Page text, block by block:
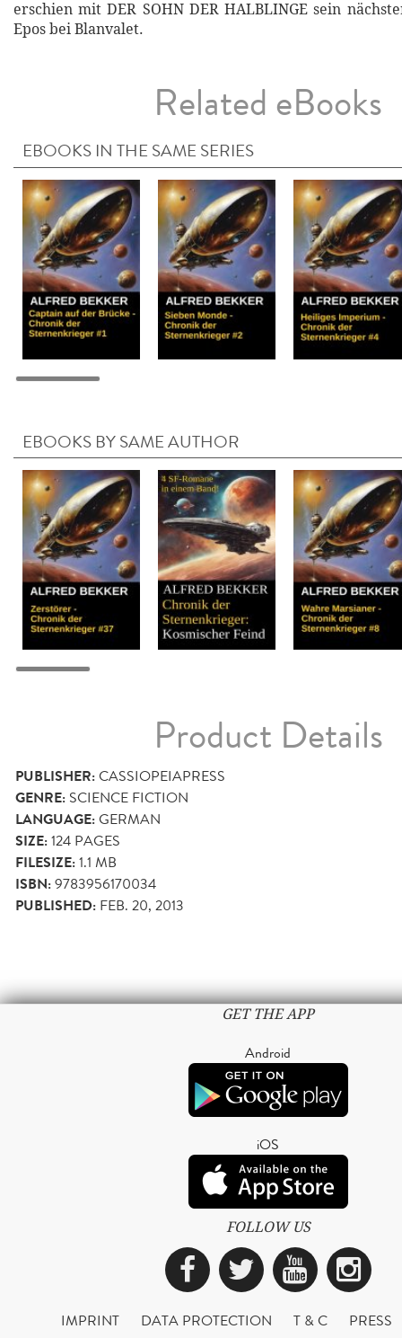
erschien mit DER SOHN DER HALBLINGE sein
Epos bei Blanvalet.
Related eBooks
EBOOKS IN THE SAME SERIES
EBOOKS BY SAME AUTHOR
Product Details
PUBLISHER:CASSIOPEIAPRESS
GENRE: SCIENCE FICTION
LANGUAGE:GERMAN
SIZE:124 PAGES
FILESIZE:1.1 MB
ISBN:9783956170034
PUBLISHED: FEB. 20, 2013
GET THE APP
Android
iOS
FOLLOW US
Facebook
Twitter
IMPRINT DATA PROTECTION T & C
PRESS